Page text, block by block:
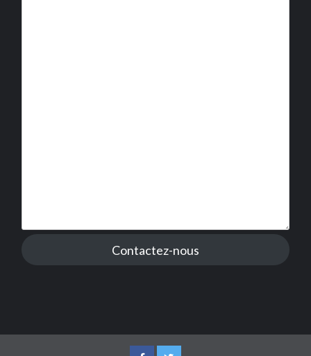
Contactez-nous